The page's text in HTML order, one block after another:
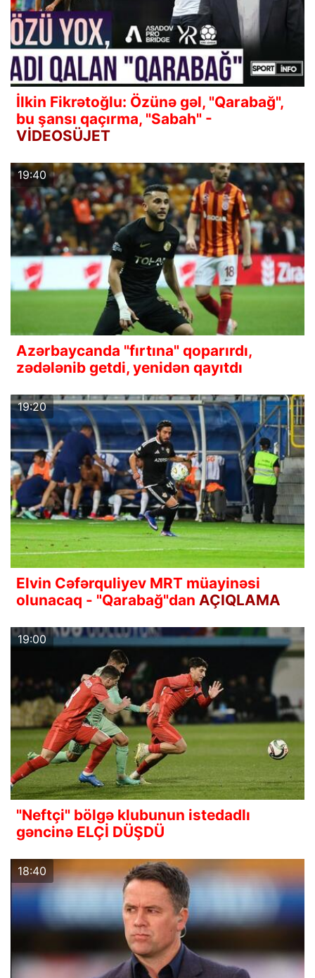
İlkin Fikrətoğlu: Özünə gəl, "Qarabağ",
bu şansı qaçırma, "Sabah" -
VİDEOSÜJET
19:40
Azərbaycanda "fırtına" qoparırdı,
zədələnib getdi, yenidən qayıtdı
19:20
Elvin Cəfərquliyev MRT müayinəsi
olunacaq - "Qarabağ"dan AÇIQLAMA
19:00
"Neftçi" bölgə klubunun istedadlı
gəncinə ELÇİ DÜŞDÜ
18:40